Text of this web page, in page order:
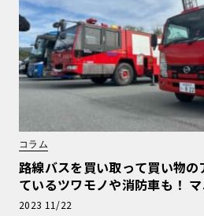
コラム
路線バスを買い取って買い物の
ているツワモノや消防車も！
た商用車ミーティングは楽し
2023 11/22